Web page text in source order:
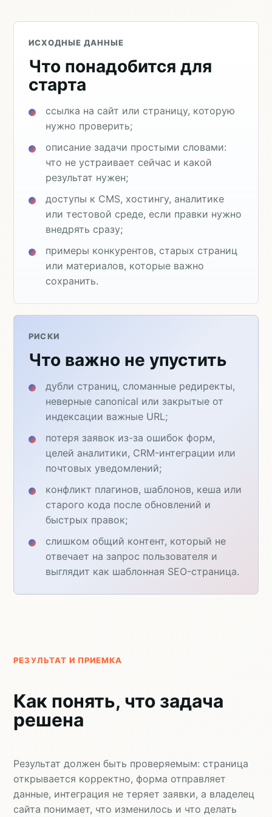
ИСХОДНЫЕ ДАННЫЕ
Что понадобится для
старта
ссылка на сайт или страницу, которую
нужно проверить;
описание задачи простыми словами:
что не устраивает сейчас и какой
результат нужен;
доступы к CMS, хостингу, аналитике
или тестовой среде, если правки нужно
внедрять сразу;
примеры конкурентов, старых страниц
или материалов, которые важно
сохранить.
РИСКИ
Что важно не упустить
дубли страниц, сломанные редиректы,
неверные canonical или закрытые от
индексации важные URL;
потеря заявок из-за ошибок форм,
целей аналитики, CRM-интеграции или
почтовых уведомлений;
конфликт плагинов, шаблонов, кеша или
старого кода после обновлений и
быстрых правок;
слишком общий контент, который не
отвечает на запрос пользователя и
выглядит как шаблонная SEO-страница.
РЕЗУЛЬТАТ И ПРИЕМКА
Как понять, что задача
решена
Результат должен быть проверяемым: страница
открывается корректно, форма отправляет
данные, интеграция не теряет заявки, а владелец
сайта понимает, что изменилось и что делать